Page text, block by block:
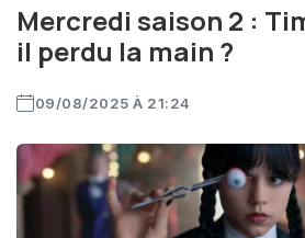
Mercredi saison 2 :
il perdu la main ?
09/08/2025 À 21:24